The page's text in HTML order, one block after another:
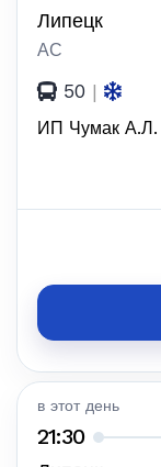
Липецк
АС
50 |
ИП Чумак А.Л.
в этот день
21:30